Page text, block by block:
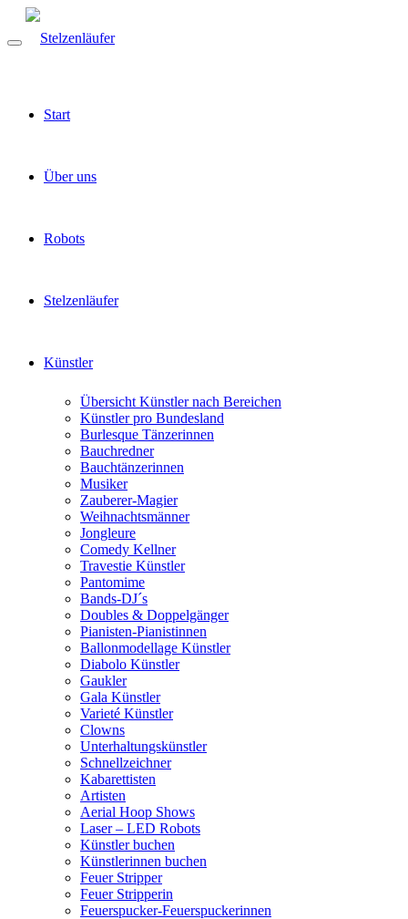
Start
Über uns
Robots
Stelzenläufer
Künstler
Übersicht Künstler nach Bereichen
Künstler pro Bundesland
Burlesque Tänzerinnen
Bauchredner
Bauchtänzerinnen
Musiker
Zauberer-Magier
Weihnachtsmänner
Jongleure
Comedy Kellner
Travestie Künstler
Pantomime
Bands-DJ´s
Doubles & Doppelgänger
Pianisten-Pianistinnen
Ballonmodellage Künstler
Diabolo Künstler
Gaukler
Gala Künstler
Varieté Künstler
Clowns
Unterhaltungskünstler
Schnellzeichner
Kabarettisten
Artisten
Aerial Hoop Shows
Laser – LED Robots
Künstler buchen
Künstlerinnen buchen
Feuer Stripper
Feuer Stripperin
Feuerspucker-Feuerspuckerinnen